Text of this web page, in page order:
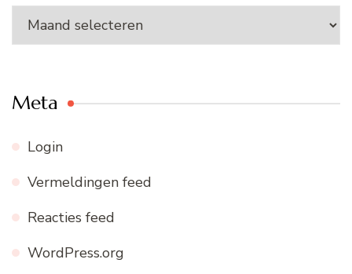
Archieven
Meta
Login
Vermeldingen feed
Reacties feed
WordPress.org